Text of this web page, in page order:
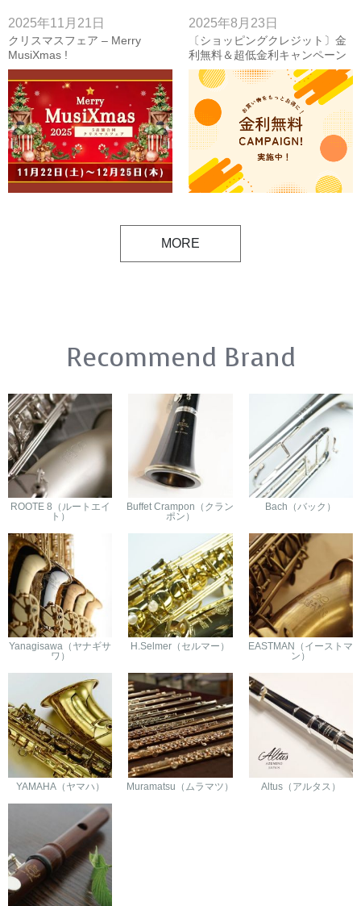
2025年11月21日
クリスマスフェア – Merry
MusiXmas !
2025年8月23日
〔ショッピングクレジット〕金
利無料＆超低金利キャンペーン
▸▸9/23(火祝)まで!!
MORE
Recommend Brand
ROOTE 8（ルートエイ
ト）
Buffet Crampon（クラン
ポン）
Bach（バック）
Yanagisawa（ヤナギサ
ワ）
H.Selmer（セルマー）
EASTMAN（イーストマ
ン）
YAMAHA（ヤマハ） Muramatsu（ムラマツ） Altus（アルタス）